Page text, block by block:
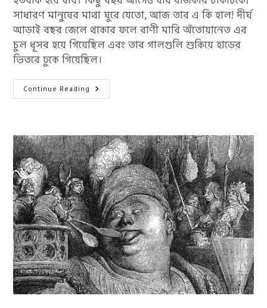
সাধারণ মানুষের মাথা ঘুরে যেতো, আজ তার এ কি হাল! দীর্ঘ
আড়াই বছর জেলে থাকার ফলে রাণী মারি অঁতোয়ানেত এর
চুল ধূসর হয়ে গিয়েছিল এবং তার গালগুলি শুকিয়ে হাড়ের
ভিতরে ঢুকে গিয়েছিল।
Continue Reading ইতিহাসের
৩
পরিণতি
ভোগ
করেছেন